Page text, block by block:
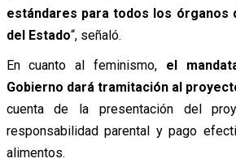
estándares para todos los órganos
del Estado“, señaló.
En cuanto al feminismo, el
Gobierno dará tramitación al
cuenta de la presentación del
responsabilidad parental y pago
alimentos.